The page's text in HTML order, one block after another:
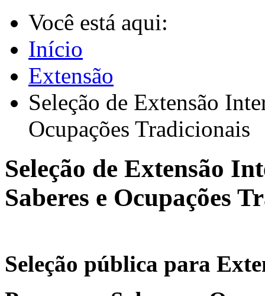
Você está aqui:
Início
Extensão
Seleção de Extensão
Ocupações Tradicionais
Seleção de Extensão
Saberes e Ocupações
Seleção pública para